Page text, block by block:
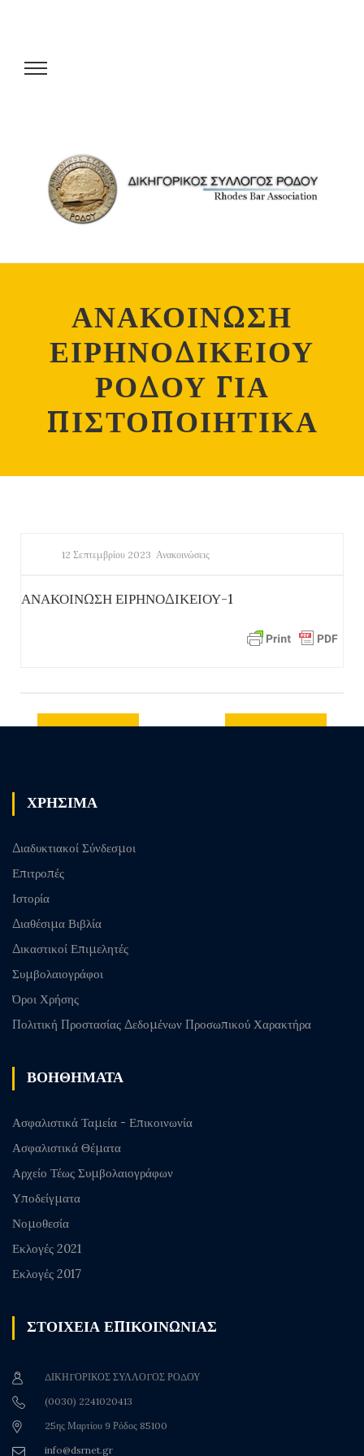
ΑΝΑΚΟΙΝΩΣΗ
ΕΙΡΗΝΟΔΙΚΕΙΟΥ
ΡΟΔΟΥ ΓΙΑ
ΠΙΣΤΟΠΟΙΗΤΙΚΑ
12 Σεπτεμβρίου 2023 Ανακοινώσεις
ΑΝΑΚΟΙΝΩΣΗ ΕΙΡΗΝΟΔΙΚΕΙΟΥ-1
ΧΡΗΣΙΜΑ
Διαδυκτιακοί Σύνδεσμοι
Επιτροπές
Ιστορία
Διαθέσιμα Βιβλία
Δικαστικοί Επιμελητές
Συμβολαιογράφοι
Όροι Χρήσης
Πολιτική Προστασίας Δεδομένων Προσωπικού Χαρακτήρα
ΒΟΗΘΗΜΑΤΑ
Ασφαλιστικά Ταμεία - Επικοινωνία
Ασφαλιστικά Θέματα
Αρχείο Τέως Συμβολαιογράφων
Υποδείγματα
Νομοθεσία
Εκλογές 2021
Εκλογές 2017
ΣΤΟΙΧΕΙΑ ΕΠΙΚΟΙΝΩΝΙΑΣ
ΔΙΚΗΓΟΡΙΚΟΣ ΣΥΛΛΟΓΟΣ ΡΟΔΟΥ
(0030) 2241020413
25ης Μαρτίου 9 Ρόδος 85100
info@dsrnet.gr